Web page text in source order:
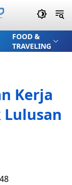
FOOD &
TRAVELING
Kerja